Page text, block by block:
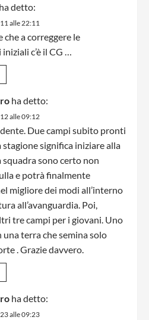
ha detto:
alle 22:11
che a correggere le
c’è il CG …
ha detto:
alle 09:12
Due campi subito pronti
stagione significa iniziare alla
squadra sono certo non
e potrà finalmente
migliore dei modi all’interno
all’avanguardia. Poi,
tre campi per i giovani. Uno
una terra che semina solo
. Grazie davvero.
ha detto:
alle 09:23